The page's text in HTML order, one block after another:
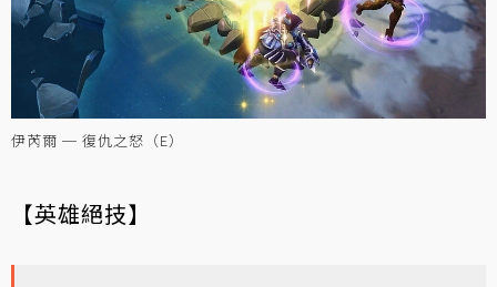
伊芮爾 ─ 復仇之怒（E）
【英雄絕技】